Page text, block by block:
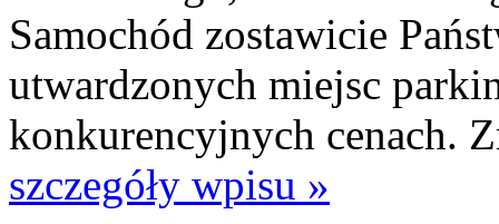
Samochód zostawicie
utwardzonych miejsc
konkurencyjnych cenach.
szczegóły wpisu »